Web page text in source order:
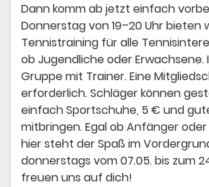
Dann komm ab jetzt einfach
Donnerstag von 19–20 Uhr bieten
Tennistraining für alle
ob Jugendliche oder Erwachsene.
Gruppe mit Trainer. Eine
erforderlich. Schläger können
einfach Sportschuhe, 5 € und
mitbringen. Egal ob Anfänger
hier steht der Spaß im
donnerstags vom 07.05. bis zum
freuen uns auf dich!